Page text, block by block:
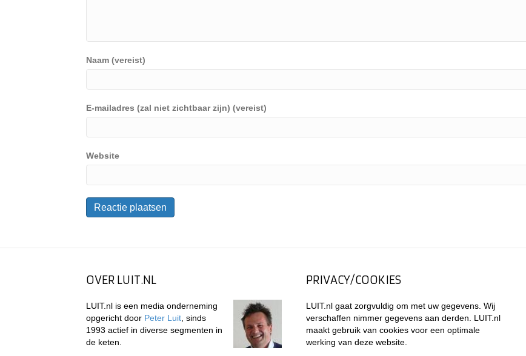
Naam (vereist)
E-mailadres (zal niet zichtbaar zijn) (vereist)
Website
OVER LUIT.NL
LUIT.nl is een media onderneming
opgericht door Peter Luit , sinds
1993 actief in diverse segmenten in
de keten.
PRIVACY/COOKIES
LUIT.nl gaat zorgvuldig om met uw gegevens. Wij
verschaffen nimmer gegevens aan derden. LUIT.nl
maakt gebruik van cookies voor een optimale
werking van deze website.